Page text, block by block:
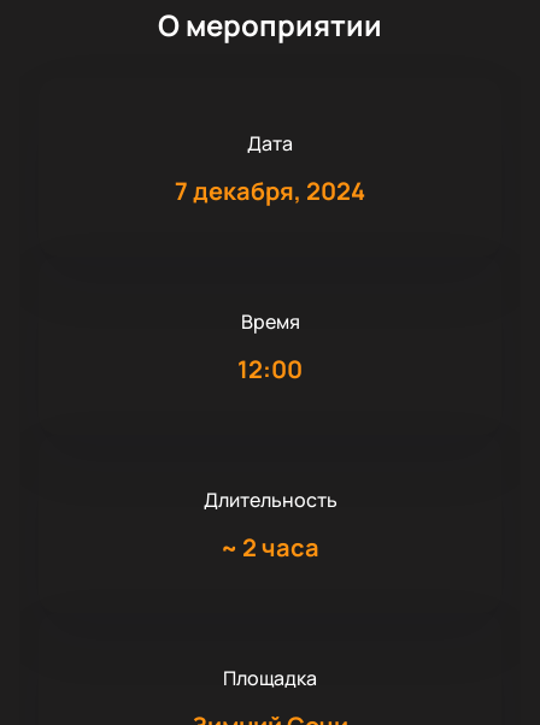
О мероприятии
Дата
7 декабря, 2024
Время
12:00
Длительность
~ 2 часа
Площадка